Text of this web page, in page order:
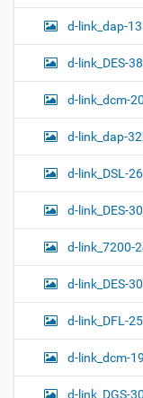
d-link_dap-
d-link_DES-
d-link_dcm-
d-link_dap-
d-link_DSL-
d-link_DES-
d-link_7200-
d-link_DES-
d-link_DFL-
d-link_dcm-
d-link_DGS-